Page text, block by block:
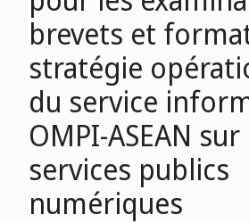
brevets et
stratégie
du service
OMPI-ASEAN sur
services publics
numériques